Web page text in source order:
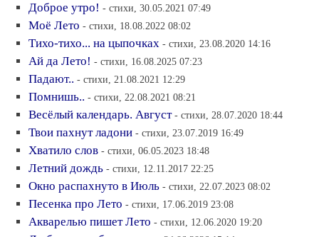
Доброе утро! - стихи, 30.05.2021 07:49
Моё Лето - стихи, 18.08.2022 08:02
Тихо-тихо... на цыпочках - стихи, 23.08.2020 14:16
Ай да Лето! - стихи, 16.08.2025 07:23
Падают.. - стихи, 21.08.2021 12:29
Помнишь.. - стихи, 22.08.2021 08:21
Весёлый календарь. Август - стихи, 28.07.2020 18:44
Твои пахнут ладони - стихи, 23.07.2019 16:49
Хватило слов - стихи, 06.05.2023 18:48
Летний дождь - стихи, 12.11.2017 22:25
Окно распахнуто в Июль - стихи, 22.07.2023 08:02
Песенка про Лето - стихи, 17.06.2019 23:08
Акварелью пишет Лето - стихи, 12.06.2020 19:20